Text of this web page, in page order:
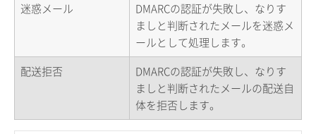
迷惑メール
DMARCの認証が失敗し、なりす
ましと判断されたメールを迷惑メ
ールとして処理します。
配送拒否
DMARCの認証が失敗し、なりす
ましと判断されたメールの配送自
体を拒否します。